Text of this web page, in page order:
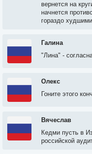
вернется на
начнется
гораздо
Галина
"Лина" -
Олекс
Гоните этого
Вячеслав
Кедми пусть в
российской